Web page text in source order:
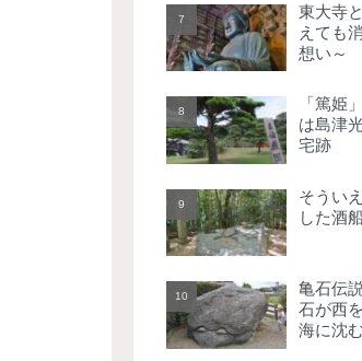
東大寺
えても
想い～
「篤姫
は島津
宅跡
そうい
した酒
亀石伝
石が西
海に沈む